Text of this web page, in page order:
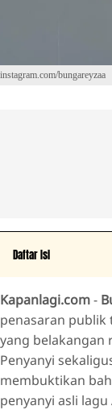
instagram.com/bungareyzaa
Daftar Isi
Respons
Rilis Single
Kapanlagi.com-
penasaran
yang belakangan
Penyanyi
membuktikan
penyanyi asli